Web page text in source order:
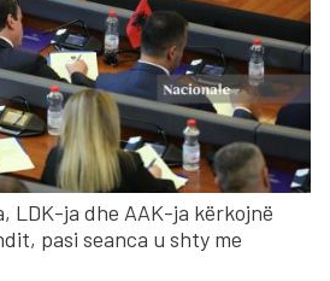
LDK-ja dhe AAK-ja kërkojnë
pasi seanca u shty me